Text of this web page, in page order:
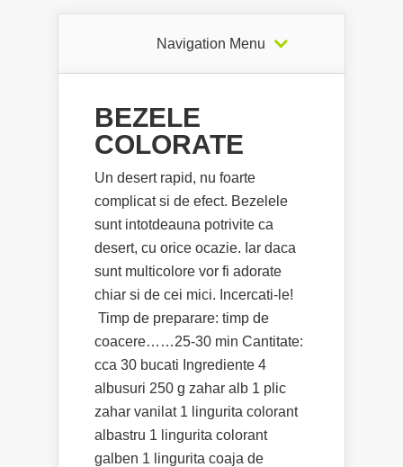
Navigation Menu
BEZELE
COLORATE
Un desert rapid, nu foarte
complicat si de efect. Bezelele
sunt intotdeauna potrivite ca
desert, cu orice ocazie. Iar daca
sunt multicolore vor fi adorate
chiar si de cei mici. Incercati-le!
Timp de preparare: timp de
coacere……25-30 min Cantitate:
cca 30 bucati Ingrediente 4
albusuri 250 g zahar alb 1 plic
zahar vanilat 1 lingurita colorant
albastru 1 lingurita colorant
galben 1 lingurita coaja de